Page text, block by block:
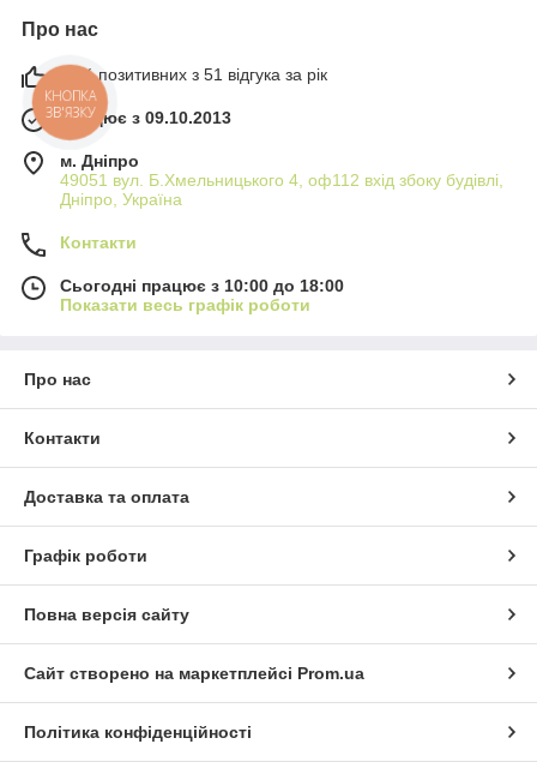
Про нас
98% позитивних з 51 відгука за рік
Працює з 09.10.2013
м. Дніпро
49051 вул. Б.Хмельницького 4, оф112 вхід збоку будівлі,
Дніпро, Україна
Контакти
Сьогодні працює з 10:00 до 18:00
Показати весь графік роботи
Про нас
Контакти
Доставка та оплата
Графік роботи
Повна версія сайту
Сайт створено на маркетплейсі Prom.ua
Політика конфіденційності
КНОПКА
ЗВ'ЯЗКУ